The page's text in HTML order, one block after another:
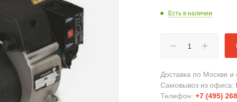
Есть в наличии
Доставка по Москве
Самовывоз из офиса:
Телефон:+7 (495)